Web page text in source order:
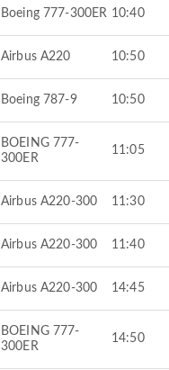
Boeing 777-300ER 10:40
Airbus A220 10:50
Boeing 787-9 10:50
BOEING 777-
300ER
11:05
Airbus A220-300 11:30
Airbus A220-300 11:40
Airbus A220-300 14:45
BOEING 777-
300ER
14:50